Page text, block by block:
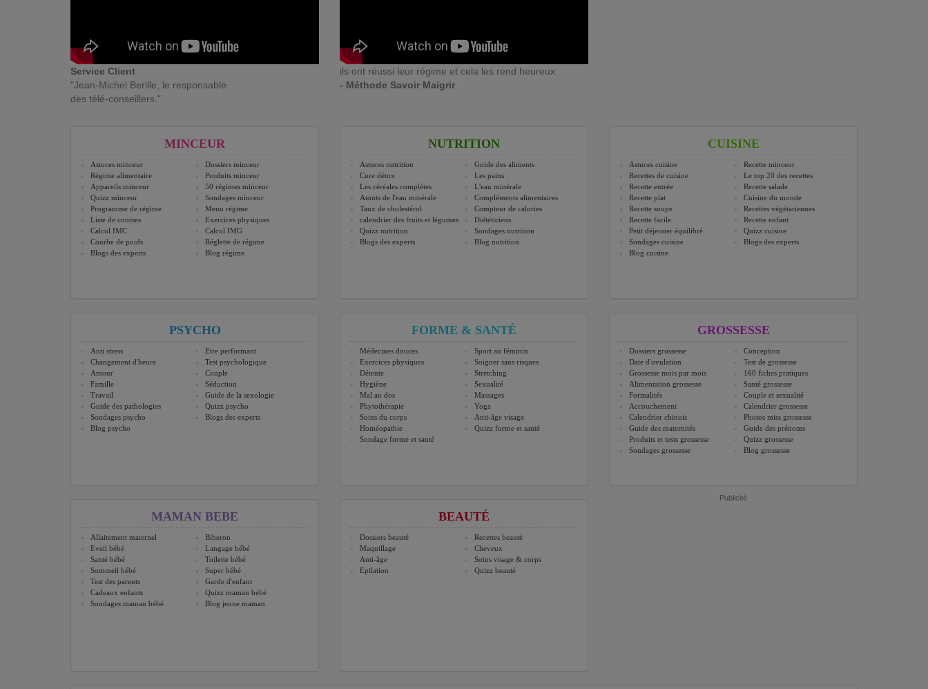
Service Client
"Jean-Michel Berille, le responsable
des télé-conseillers."
ils ont réussi leur régime et cela les rend heureux
- Méthode Savoir Maigrir
MINCEUR
Astuces minceur
Dossiers minceur
Régime alimentaire
Produits minceur
Appareils minceur
50 régimes minceur
Quizz minceur
Sondages minceur
Programme de régime
Menu régime
Liste de courses
Exercices physiques
Calcul IMC
Calcul IMG
Courbe de poids
Réglette de régime
Blogs des experts
Blog régime
NUTRITION
Astuces nutrition
Guide des aliments
Cure détox
Les pains
Les céréales complètes
L'eau minérale
Atouts de l'eau minérale
Compléments alimentaires
Taux de cholestérol
Compteur de calories
calendrier des fruits et légumes
Diététiciens
Quizz nutrition
Sondages nutrition
Blogs des experts
Blog nutrition
CUISINE
Astuces cuisine
Recette minceur
Recettes de cuisine
Le top 20 des recettes
Recette entrée
Recette salade
Recette plat
Cuisine du monde
Recette soupe
Recettes végétariennes
Recette facile
Recette enfant
Petit déjeuner équilibré
Quizz cuisine
Sondages cuisine
Blogs des experts
Blog cuisine
PSYCHO
Anti stress
Etre performant
Changement d'heure
Test psychologique
Amour
Couple
Famille
Séduction
Travail
Guide de la sexologie
Guide des pathologies
Quizz psycho
Sondages psycho
Blogs des experts
Blog psycho
FORME & SANTÉ
Médecines douces
Sport au féminin
Exercices physiques
Soigner sans risques
Détente
Stretching
Hygiène
Sexualité
Mal au dos
Massages
Phytothérapie
Yoga
Soins du corps
Anti-âge visage
Homéopathie
Quizz forme et santé
Sondage forme et santé
GROSSESSE
Dossiers grossesse
Conception
Date d'ovulation
Test de grossesse
Grossesse mois par mois
160 fiches pratiques
Alimentation grossesse
Santé grossesse
Formalités
Couple et sexualité
Accouchement
Calendrier grossesse
Calendrier chinois
Photos miss grossesse
Guide des maternités
Guide des prénoms
Produits et tests grossesse
Quizz grossesse
Sondages grossesse
Blog grossesse
MAMAN BEBE
Allaitement maternel
Biberon
Eveil bébé
Langage bébé
Santé bébé
Toilette bébé
Sommeil bébé
Super bébé
Test des parents
Garde d'enfant
Cadeaux enfants
Quizz maman bébé
Sondages maman bébé
Blog jeune maman
BEAUTÉ
Dossiers beauté
Recettes beauté
Maquillage
Cheveux
Anti-âge
Soins visage & corps
Epilation
Quizz beauté
Publicité